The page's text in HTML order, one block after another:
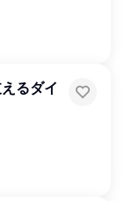
るダイ